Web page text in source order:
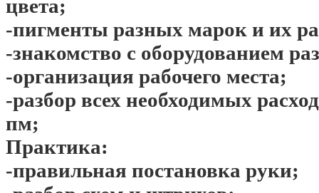
цвета;
-пигменты разных марок и их
-знакомство с оборудованием
-организация рабочего места;
-разбор всех необходимых
пм;
Практика:
-правильная постановка руки;